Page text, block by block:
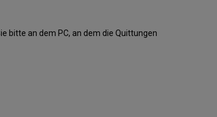
bitte an dem PC, an dem die Quittungen